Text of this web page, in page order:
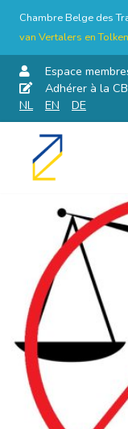
Chambre Belge des
van Vertalers en Tolken
Espace
Adhérer à la
NL
EN DE
Aller